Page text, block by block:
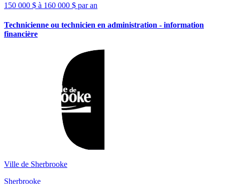
150 000 $ à 160 000 $ par an
Technicienne ou technicien en administration - information
financière
Ville de Sherbrooke
Sherbrooke